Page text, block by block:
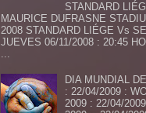
STANDARD
MAURICE DUFRASNE
2008 STANDARD LIÉGE Vs
JUEVES 06/11/2008 : 20:45
...
DIA MUNDIAL
: 22/04/2009 :
2009 : 22/04/